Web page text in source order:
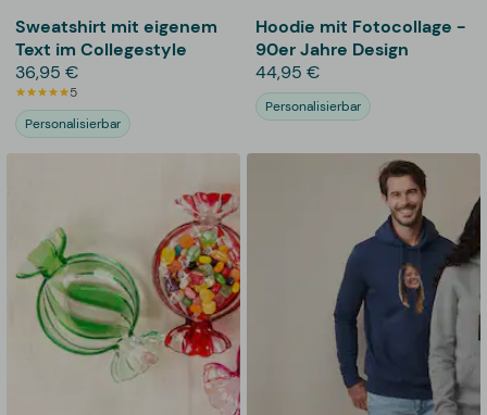
Sweatshirt mit eigenem
Text im Collegestyle
36,95 €
5
Personalisierbar
Hoodie mit Fotocollage -
90er Jahre Design
44,95 €
Personalisierbar